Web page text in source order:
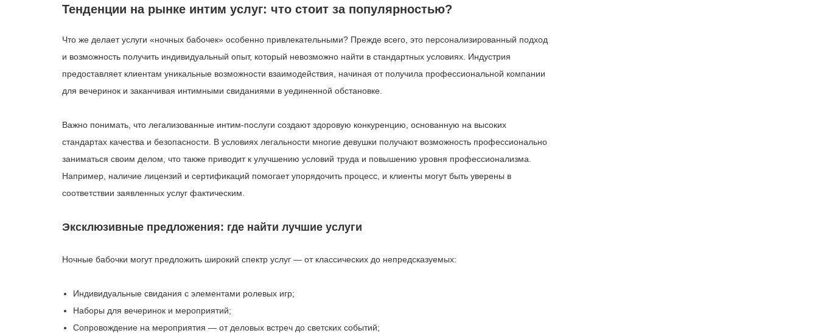
Тенденции на рынке интим услуг: что стоит за популярностью?
Что же делает услуги «ночных бабочек» особенно привлекательными? Прежде всего, это персонализированный подход
и возможность получить индивидуальный опыт, который невозможно найти в стандартных условиях. Индустрия
предоставляет клиентам уникальные возможности взаимодействия, начиная от получилa профессиональной компании
для вечеринок и заканчивая интимными свиданиями в уединенной обстановке.
Важно понимать, что легализованные интим-послуги создают здоровую конкуренцию, основанную на высоких
стандартах качества и безопасности. В условиях легальности многие девушки получают возможность профессионально
заниматься своим делом, что также приводит к улучшению условий труда и повышению уровня профессионализма.
Например, наличие лицензий и сертификаций помогает упорядочить процесс, и клиенты могут быть уверены в
соответствии заявленных услуг фактическим.
Эксклюзивные предложения: где найти лучшие услуги
Ночные бабочки могут предложить широкий спектр услуг — от классических до непредсказуемых:
Индивидуальные свидания с элементами ролевых игр;
Наборы для вечеринок и мероприятий;
Сопровождение на мероприятия — от деловых встреч до светских событий;